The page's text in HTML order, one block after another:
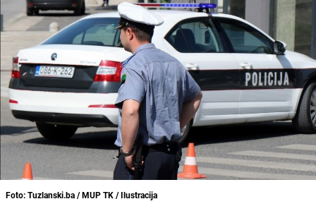
Foto: Tuzlanski.ba / MUP TK / Ilustracija